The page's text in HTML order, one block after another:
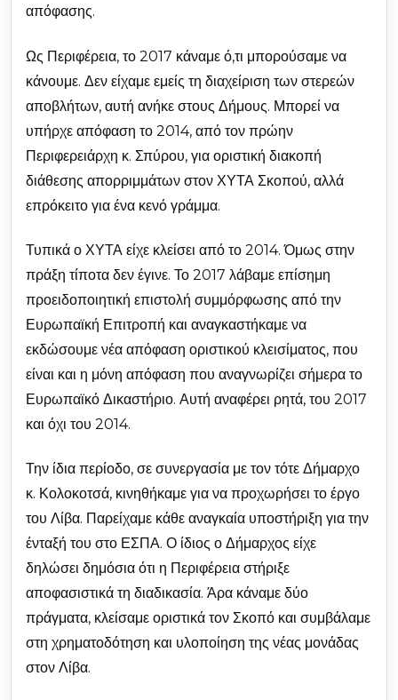
απόφασης.
Ως Περιφέρεια, το 2017 κάναμε ό,τι μπορούσαμε να
κάνουμε. Δεν είχαμε εμείς τη διαχείριση των στερεών
αποβλήτων, αυτή ανήκε στους Δήμους. Μπορεί να
υπήρχε απόφαση το 2014, από τον πρώην
Περιφερειάρχη κ. Σπύρου, για οριστική διακοπή
διάθεσης απορριμμάτων στον ΧΥΤΑ Σκοπού, αλλά
επρόκειτο για ένα κενό γράμμα.
Τυπικά ο ΧΥΤΑ είχε κλείσει από το 2014. Όμως στην
πράξη τίποτα δεν έγινε. Το 2017 λάβαμε επίσημη
προειδοποιητική επιστολή συμμόρφωσης από την
Ευρωπαϊκή Επιτροπή και αναγκαστήκαμε να
εκδώσουμε νέα απόφαση οριστικού κλεισίματος, που
είναι και η μόνη απόφαση που αναγνωρίζει σήμερα το
Ευρωπαϊκό Δικαστήριο. Αυτή αναφέρει ρητά, του 2017
και όχι του 2014.
Την ίδια περίοδο, σε συνεργασία με τον τότε Δήμαρχο
κ. Κολοκοτσά, κινηθήκαμε για να προχωρήσει το έργο
του Λίβα. Παρείχαμε κάθε αναγκαία υποστήριξη για την
ένταξή του στο ΕΣΠΑ. Ο ίδιος ο Δήμαρχος είχε
δηλώσει δημόσια ότι η Περιφέρεια στήριξε
αποφασιστικά τη διαδικασία. Άρα κάναμε δύο
πράγματα, κλείσαμε οριστικά τον Σκοπό και συμβάλαμε
στη χρηματοδότηση και υλοποίηση της νέας μονάδας
στον Λίβα.